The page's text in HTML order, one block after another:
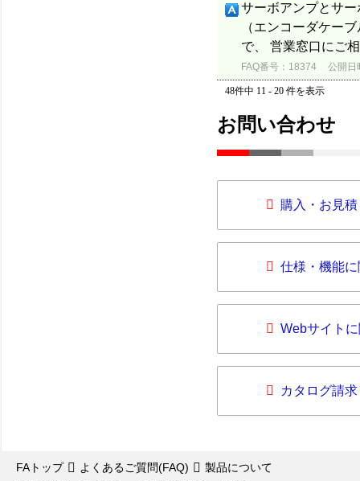
サーボアンプとサ
（エンコーダケー
で、 営業窓口にご
FAQ番号：18374 公開日
48件中 11 - 20 件を表示
お問い合わせ
購入・お見
仕様・機能
Webサイト
カタログ請求
FAトップ よくあるご質問(FAQ)
製品について